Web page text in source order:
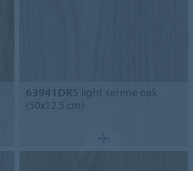
63941DR5 light serene oak
(50x12.5 cm)